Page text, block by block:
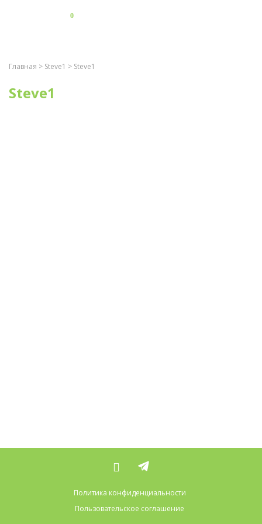
0
Главная > Steve1 > Steve1
Steve1
Политика конфиденциальности
Пользовательское соглашение